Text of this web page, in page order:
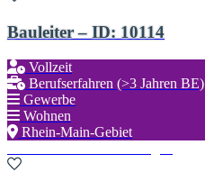
Bauleiter – ID: 10114
Vollzeit
Berufserfahren (>3 Jahren BE)
Gewerbe
Wohnen
Rhein-Main-Gebiet